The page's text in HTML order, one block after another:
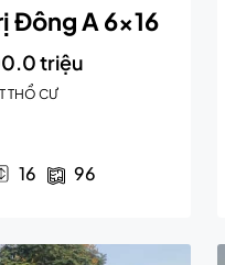
Đông A 6×16
triệu
THỔ CƯ
16 96